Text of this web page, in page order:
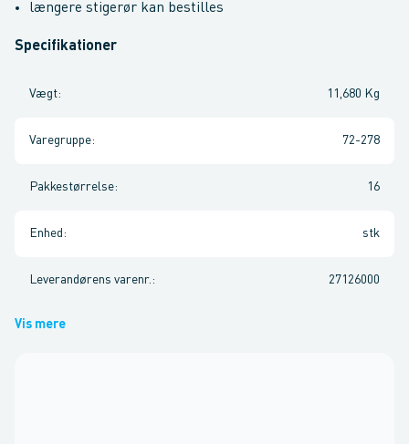
længere stigerør kan bestilles
Specifikationer
Vægt: 11,680 Kg
Varegruppe: 72-278
Pakkestørrelse: 16
Enhed : stk
Leverandørens varenr. : 27126000
Vis mere